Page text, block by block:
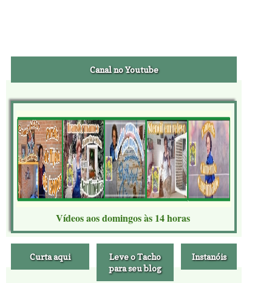
Canal no Youtube
Vídeos aos domingos às 14 horas
Curta aqui
Leve o Tacho
para seu blog
Instanóis